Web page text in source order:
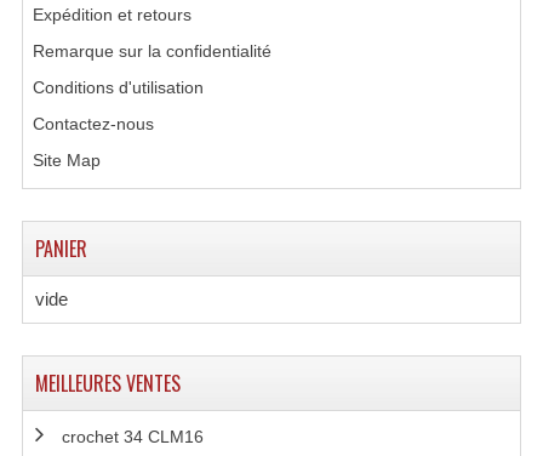
Enceintes Amplifiées Actives
Caisson De Basse Amplifié
Caissons De Basses
Enceinte Nomade Bluetooth
Enceintes (Ecoutes De Studio)
Expédition et retours
Remarque sur la confidentialité
Conditions d'utilisation
Contactez-nous
Site Map
PANIER
vide
MEILLEURES VENTES
crochet 34 CLM16